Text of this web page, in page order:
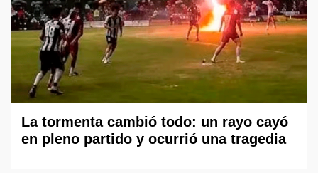
La tormenta cambió todo: un rayo cayó
en pleno partido y ocurrió una tragedia